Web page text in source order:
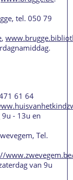
tel. 050 79
,
61 64
- 13u en
Tel.
van 9u